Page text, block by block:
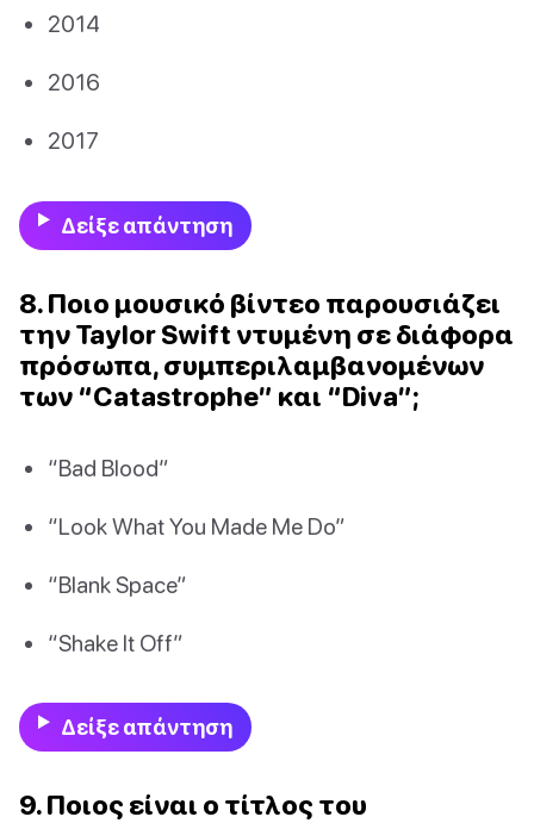
2014
2016
2017
Δείξε απάντηση
8. Ποιο μουσικό βίντεο παρουσιάζει
την Taylor Swift ντυμένη σε διάφορα
πρόσωπα, συμπεριλαμβανομένων
των “Catastrophe” και “Diva”;
“Bad Blood”
“Look What You Made Me Do”
“Blank Space”
“Shake It Off”
Δείξε απάντηση
9. Ποιος είναι ο τίτλος του